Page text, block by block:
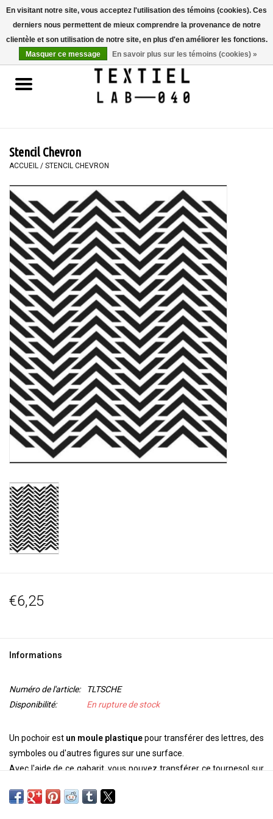
Accueil
LIVRES
PEINTURE
TEXTILE
WORKSHOPS
SPECIALS
OUTILS
Blog
Stencil Chevron
ACCUEIL / STENCIL CHEVRON
€6,25
Informations
Numéro de l'article:
TLTSCHE
Disponibilité:
En rupture de stock
Un pochoir est un moule plastiquepour transférer des lettres, des
symboles ou d'autres figures sur une surface.
Avec l'aide de ce gabarit, vous pouvez transférer ce tournesol sur
Utilisez Paintstiks avec un pinceau pochoir, de la peinture textile
En visitant notre site, vous acceptez l'utilisation des témoins (cookies). Ces
derniers nous permettent de mieux comprendre la provenance de notre
clientèle et son utilisation de notre site, en plus d'en améliorer les fonctions.
Masquer ce message
En savoir plus sur les témoins (cookies) »